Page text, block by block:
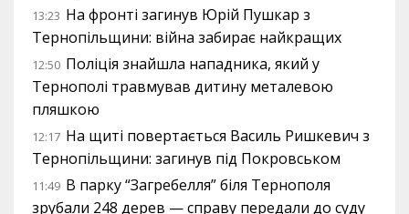
13:23 На фронті загинув Юрій Пушкар з
Тернопільщини: війна забирає найкращих
12:50 Поліція знайшла нападника, який у
Тернополі травмував дитину металевою
пляшкою
12:17 На щиті повертається Василь Ришкевич з
Тернопільщини: загинув під Покровськом
11:49 В парку “Загребелля” біля Тернополя
зрубали 248 дерев — справу передали до суду